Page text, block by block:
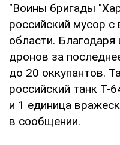
"Воины бригады
российский мусор с
области.
дронов за
до 20 оккупантов.
российский танк Т-
и 1 единица
в сообщении.